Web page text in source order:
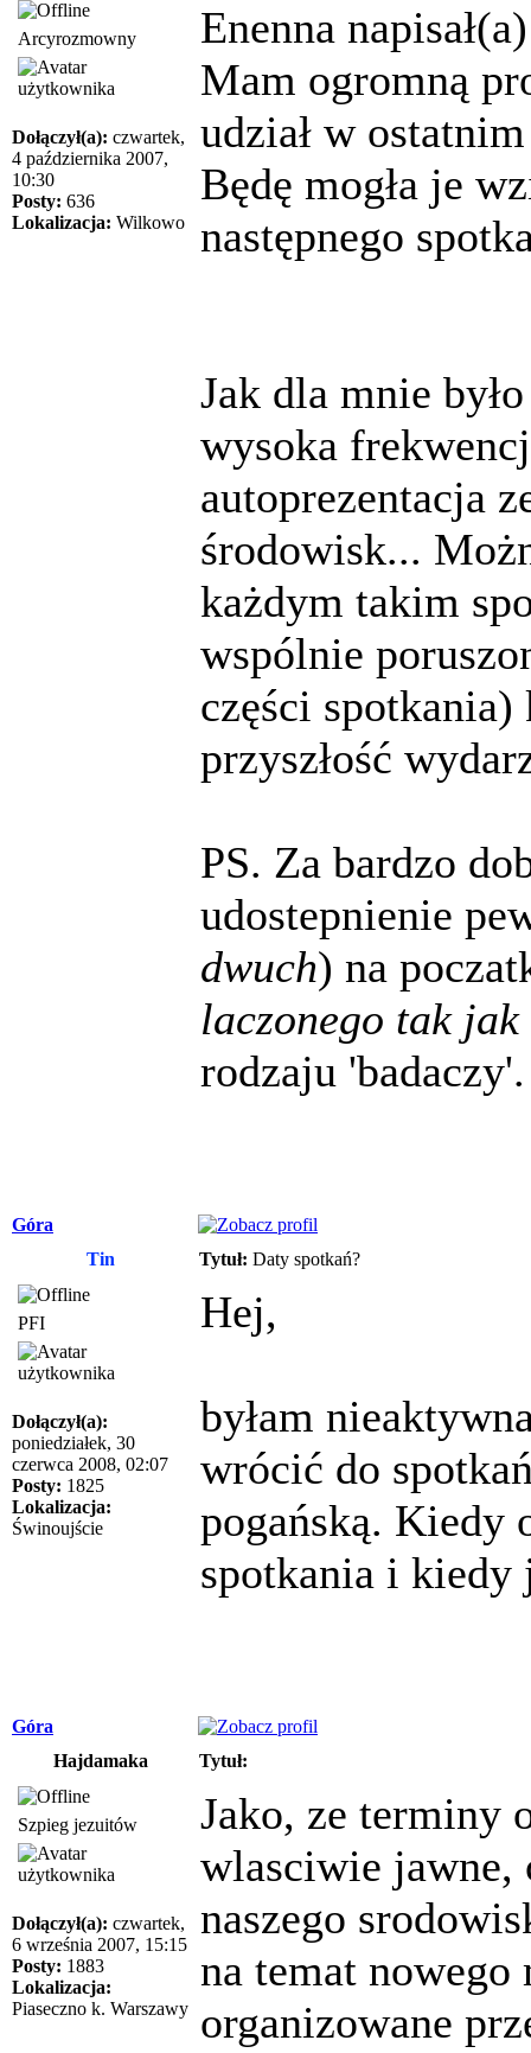
Arcyrozmowny
Dołączył(a): czwartek,
4 października 2007,
10:30
Posty: 636
Lokalizacja: Wilkowo
Enenna
Mam ogromną
udział w
Będę mogła je
następnego
Jak dla mnie
wysoka
autoprezentacja
środowisk...
każdym takim
wspólnie
części
przyszłość
PS. Za bardzo
udostepnienie
dwuch) na
laczonego tak
rodzaju 'badaczy'.
Góra
Tin
Tytuł: Daty spotkań?
PFI
Dołączył(a):
poniedziałek, 30
czerwca 2008, 02:07
Posty: 1825
Lokalizacja:
Świnoujście
Hej,
byłam
wrócić do
pogańską. Kiedy
spotkania i kiedy
Góra
Hajdamaka
Tytuł:
Szpieg jezuitów
Dołączył(a): czwartek,
6 września 2007, 15:15
Posty: 1883
Lokalizacja:
Piaseczno k. Warszawy
Jako, ze terminy
wlasciwie jawne,
naszego
na temat nowego
organizowane